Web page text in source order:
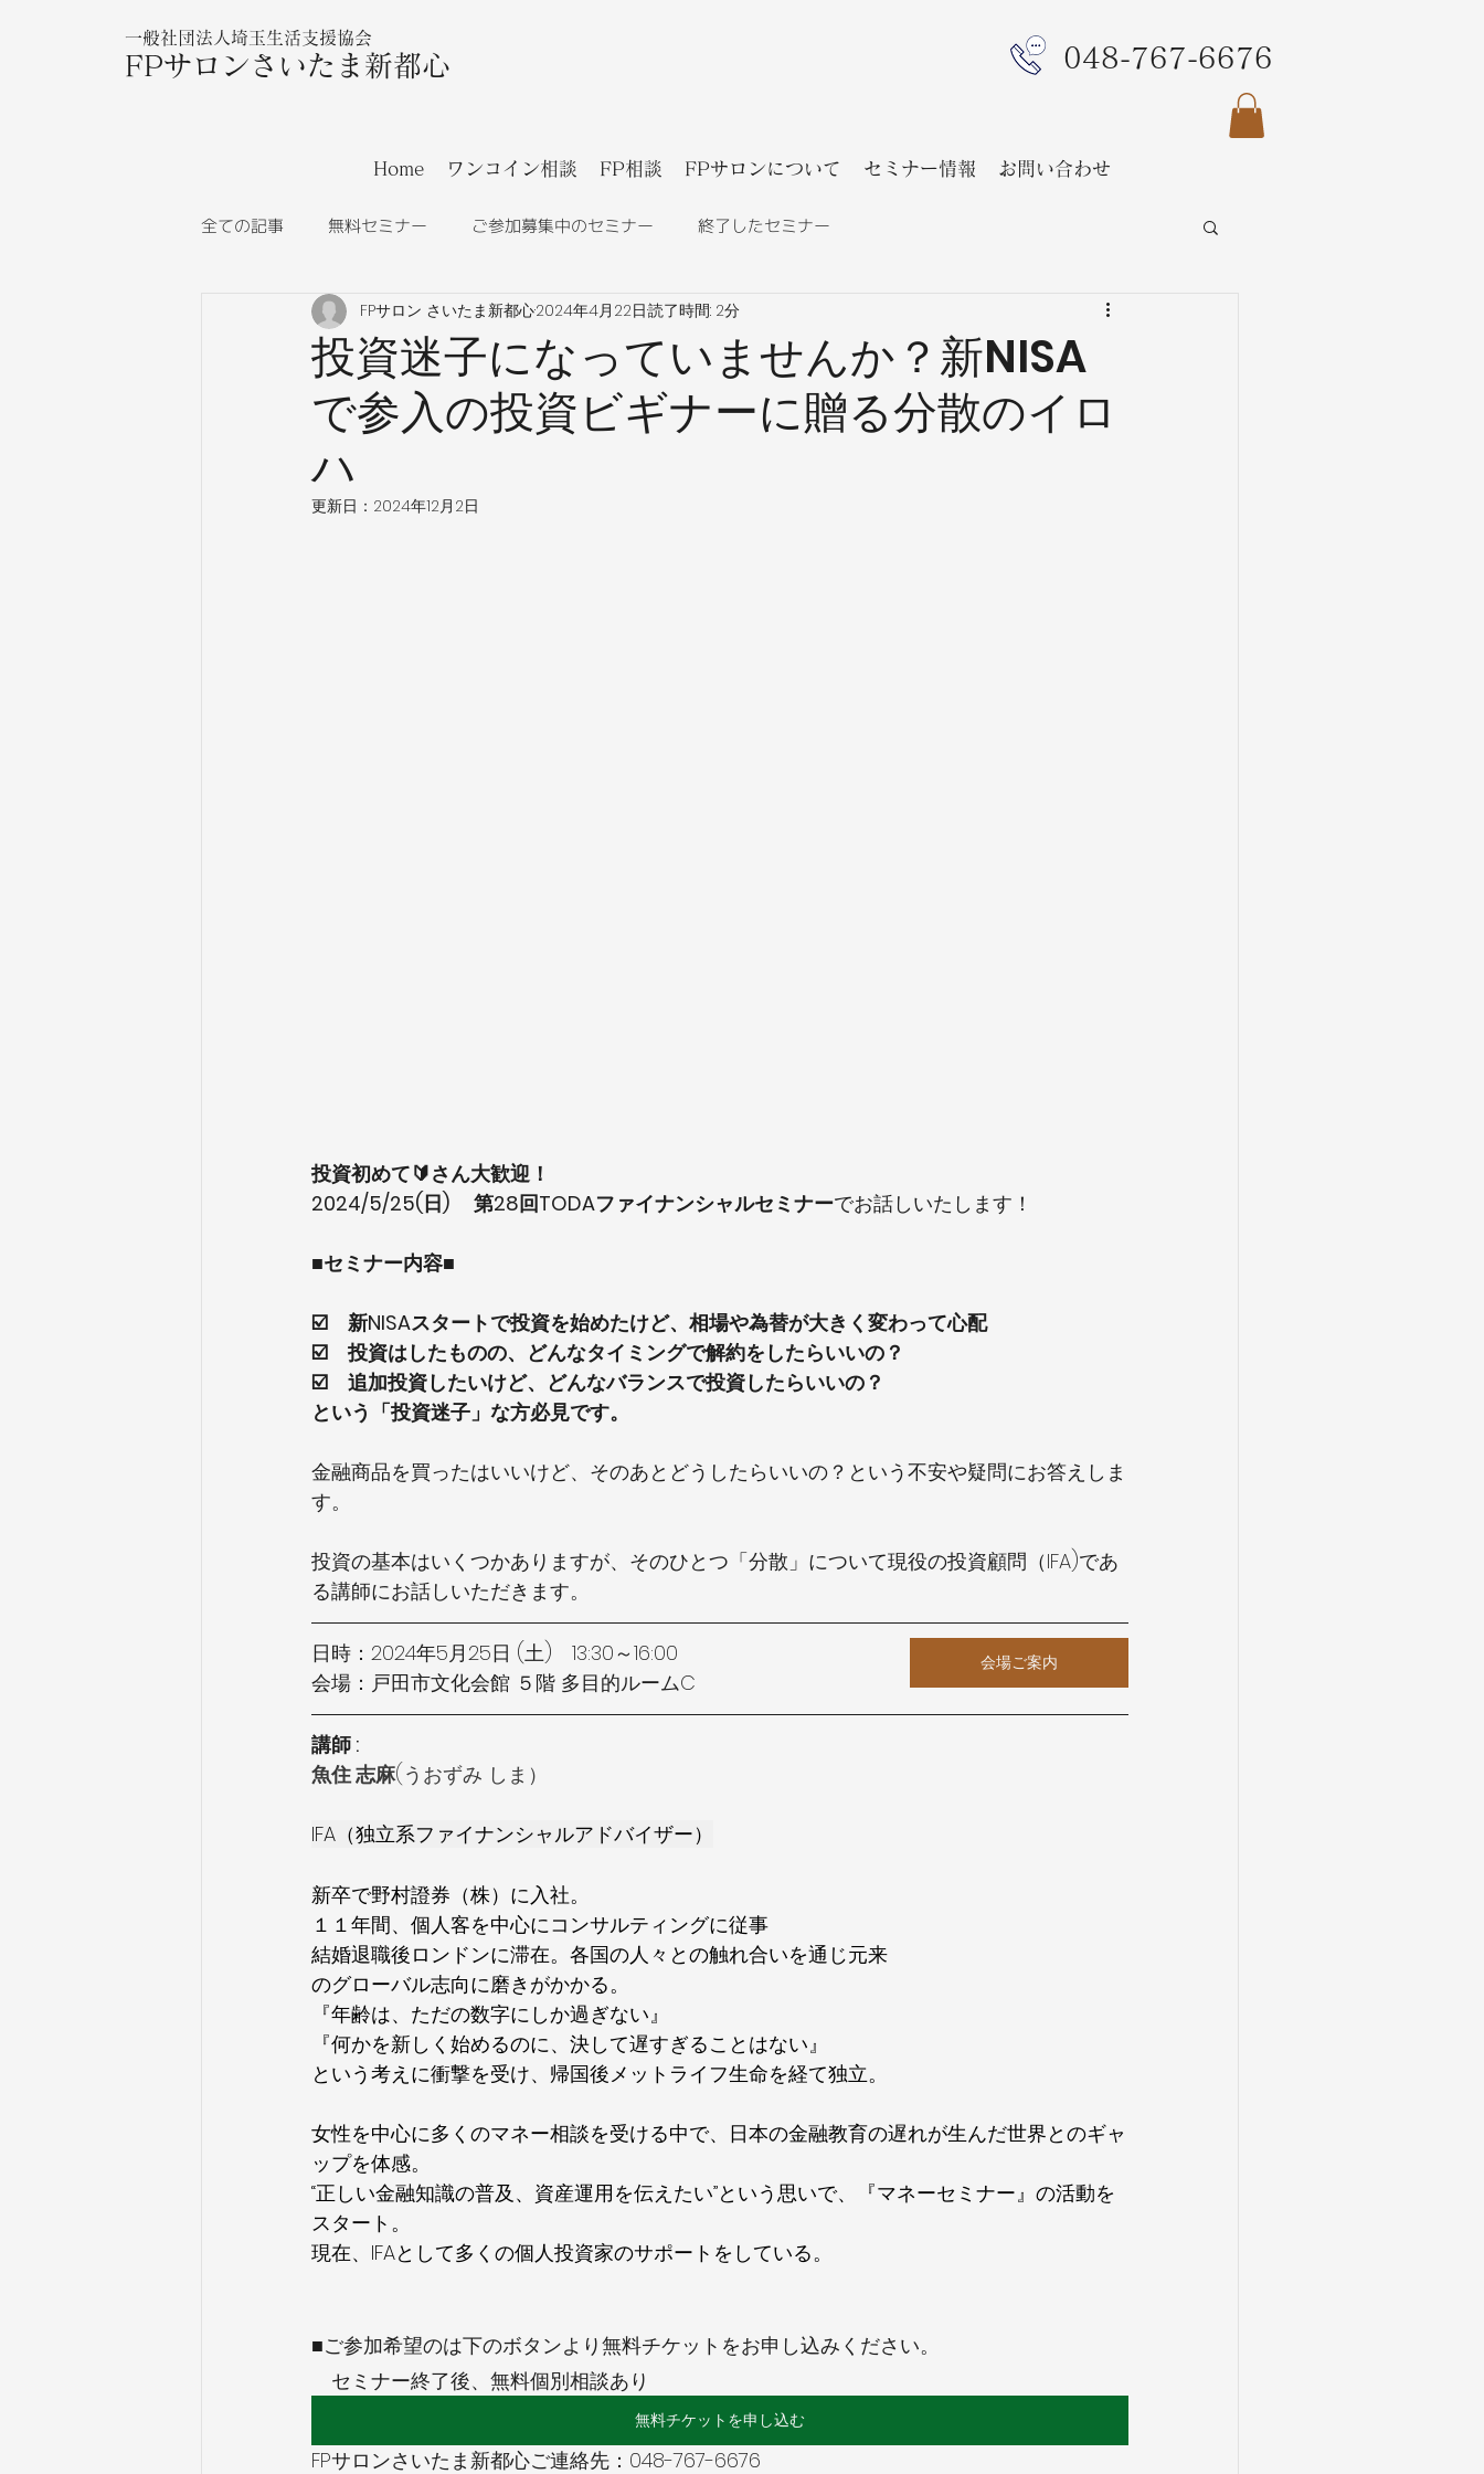
一般社団法人埼玉生活支援協会
FPサロンさいたま新都心 048-767-6676
Home ワンコイン相談 FP相談 FPサロンについて セミナー情報 お問い合わせ
全ての記事 無料セミナー ご参加募集中のセミナー 終了したセミナー
投資迷子になっていませんか？新NISA
で参入の投資ビギナーに贈る分散のイロ
ハ
FPサロン さいたま新都心2024年4月22日読了時間: 2分
更新日： 2024年12月2日
投資初めて🔰さん大歓迎！
2024/5/25(日) 　第28回TODAファイナンシャルセミナーでお話しいたします！
■セミナー内容■
☑️　新NISAスタートで投資を始めたけど、相場や為替が大きく変わって心配
☑️　投資はしたものの、どんなタイミングで解約をしたらいいの？
☑️　追加投資したいけど、どんなバランスで投資したらいいの？
という「投資迷子」な方必見です。
金融商品を買ったはいいけど、そのあとどうしたらいいの？という不安や疑問にお答えしま
す。
投資の基本はいくつかありますが、そのひとつ「分散」について現役の投資顧問（IFA)であ
る講師にお話しいただきます。
会場ご案内
日時：2024年5月25日 (土)　13:30～16:00
会場：戸田市文化会館 ５階 多目的ルームC
講師 :
魚住 志麻(うおずみ しま）
IFA（独立系ファイナンシャルアドバイザー）
新卒で野村證券（株）に入社。
１１年間、個人客を中心にコンサルティングに従事
結婚退職後ロンドンに滞在。各国の人々との触れ合いを通じ元来
のグローバル志向に磨きがかかる。
『年齢は、ただの数字にしか過ぎない』
『何かを新しく始めるのに、決して遅すぎることはない』
という考えに衝撃を受け、帰国後メットライフ生命を経て独立。
女性を中心に多くのマネー相談を受ける中で、日本の金融教育の遅れが生んだ世界とのギャ
ップを体感。
“正しい金融知識の普及、資産運用を伝えたい”という思いで、『マネーセミナー』の活動を
スタート。
現在、IFAとして多くの個人投資家のサポートをしている。
■ご参加希望のは下のボタンより無料チケットをお申し込みください。
セミナー終了後、無料個別相談あり
無料チケットを申し込む
FPサロンさいたま新都心ご連絡先：048-767-6676